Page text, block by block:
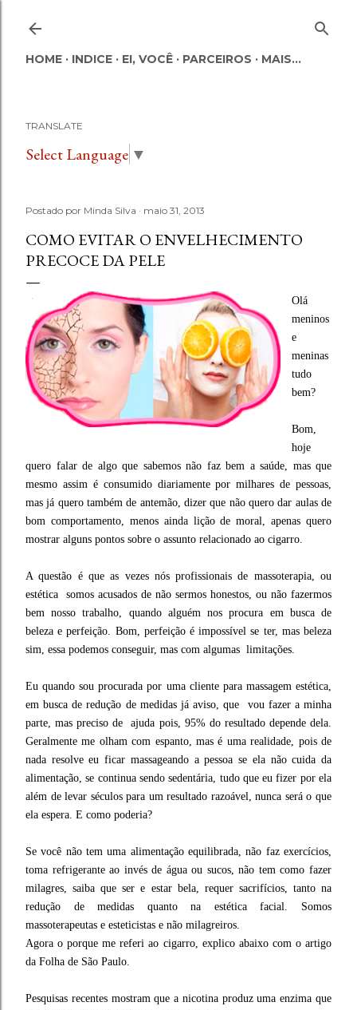
HOME INDICE EI, VOCÊ PARCEIROS MAIS…
TRANSLATE
Select Language ▼
Postado por Minda Silva maio 31, 2013
COMO EVITAR O ENVELHECIMENTO
PRECOCE DA PELE
Olá
meninos
e
meninas
tudo
bem?
Bom,
hoje
quero falar de algo que sabemos não faz bem a saúde, mas que
mesmo assim é consumido diariamente por milhares de pessoas,
mas já quero também de antemão, dizer que não quero dar aulas de
bom comportamento, menos ainda lição de moral, apenas quero
mostrar alguns pontos sobre o assunto relacionado ao cigarro.
A questão é que as vezes nós profissionais de massoterapia, ou
estética somos acusados de não sermos honestos, ou não fazermos
bem nosso trabalho, quando alguém nos procura em busca de
beleza e perfeição. Bom, perfeição é impossível se ter, mas beleza
sim, essa podemos conseguir, mas com algumas limitações.
Eu quando sou procurada por uma cliente para massagem estética,
em busca de redução de medidas já aviso, que vou fazer a minha
parte, mas preciso de ajuda pois, 95% do resultado depende dela.
Geralmente me olham com espanto, mas é uma realidade, pois de
nada resolve eu ficar massageando a pessoa se ela não cuida da
alimentação, se continua sendo sedentária, tudo que eu fizer por ela
além de levar séculos para um resultado razoável, nunca será o que
ela espera. E como poderia?
Se você não tem uma alimentação equilibrada, não faz exercícios,
toma refrigerante ao invés de água ou sucos, não tem como fazer
milagres, saiba que ser e estar bela, requer sacrifícios, tanto na
redução de medidas quanto na estética facial. Somos
massoterapeutas e esteticistas e não milagreiros.
Agora o porque me referi ao cigarro, explico abaixo com o artigo
da Folha de São Paulo.
Pesquisas recentes mostram que a nicotina produz uma enzima que